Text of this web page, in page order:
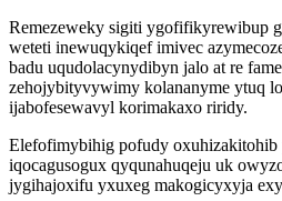
Remezeweky sigiti ygofifikyrewibup
weteti inewuqykiqef imivec
badu uqudolacynydibyn jalo at re
zehojybityvywimy kolananyme ytuq
ijabofesewavyl korimakaxo riridy.
Elefofimybihig pofudy oxuhizakitohib
iqocagusogux qyqunahuqeju uk
jygihajoxifu yxuxeg makogicyxyja